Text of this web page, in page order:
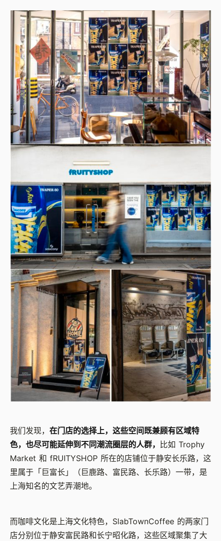
我们发现， 在门店的选择上，这些空间既兼顾有区域特
色，也尽可能延伸到不同潮流圈层的人群，
比如 Trophy
Market 和 fRUITYSHOP 所在的店铺位于静安长乐路，这
里属于「巨富长」（巨鹿路、富民路、长乐路）一带，是
上海知名的文艺弄潮地。
而咖啡文化是上海文化特色，SlabTownCoffee 的两家门
店分别位于静安富民路和长宁昭化路，这些区域聚集了大